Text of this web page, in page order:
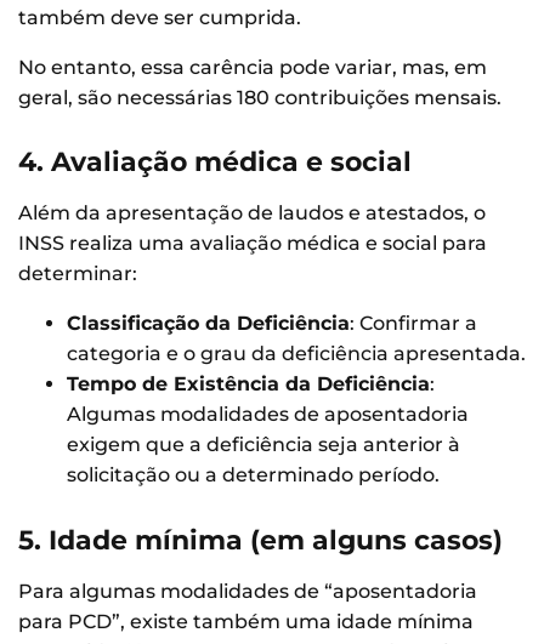
também deve ser cumprida.
No entanto, essa carência pode variar, mas, em
geral, são necessárias 180 contribuições mensais.
4. Avaliação médica e social
Além da apresentação de laudos e atestados, o
INSS realiza uma avaliação médica e social para
determinar:
Classificação da Deficiência: Confirmar a
categoria e o grau da deficiência apresentada.
Tempo de Existência da Deficiência:
Algumas modalidades de aposentadoria
exigem que a deficiência seja anterior à
solicitação ou a determinado período.
5. Idade mínima (em alguns casos)
Para algumas modalidades de “aposentadoria
para PCD”, existe também uma idade mínima